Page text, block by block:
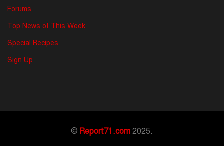
Forums
Top News of This Week
Special Recipes
Sign Up
© Report71.com2025.